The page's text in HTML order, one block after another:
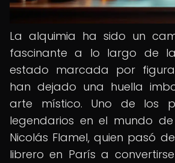
La alquimia ha sido un
fascinante a lo largo de
estado marcada por
han dejado una huella
arte místico. Uno de los
legendarios en el mundo
Nicolás Flamel, quien pasó
librero en París a